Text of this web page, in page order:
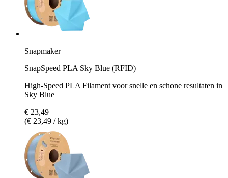
Snapmaker
SnapSpeed PLA Sky Blue (RFID)
High-Speed PLA Filament voor snelle en schone resultaten in
Sky Blue
€ 23,49
(€ 23,49 / kg)